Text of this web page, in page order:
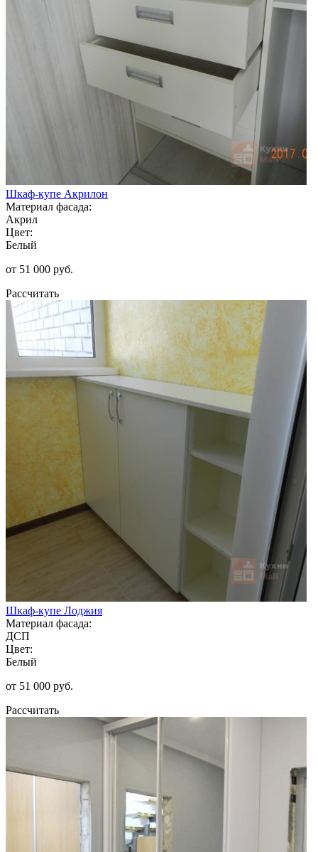
Шкаф-купе Акрилон
Материал фасада:
Акрил
Цвет:
Белый
от 51 000 руб.
Рассчитать
Шкаф-купе Лоджия
Материал фасада:
ДСП
Цвет:
Белый
от 51 000 руб.
Рассчитать